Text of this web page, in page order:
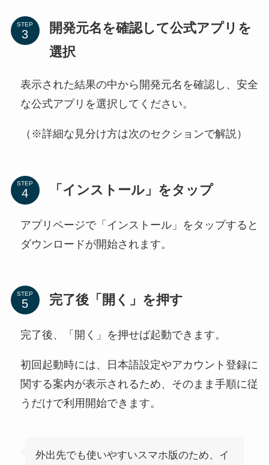
STEP
開発元名を確認して公式アプリを
選択
表示された結果の中から開発元名を確認し、安全
な公式アプリを選択してください。
（※詳細な見分け方は次のセクションで解説）
STEP 「インストール」をタップ
アプリページで「インストール」をタップすると
ダウンロードが開始されます。
STEP 完了後「開く」を押す
完了後、「開く」を押せば起動できます。
初回起動時には、日本語設定やアカウント登録に
関する案内が表示されるため、そのまま手順に従
うだけで利用開始できます。
外出先でも使いやすいスマホ版のため、イ